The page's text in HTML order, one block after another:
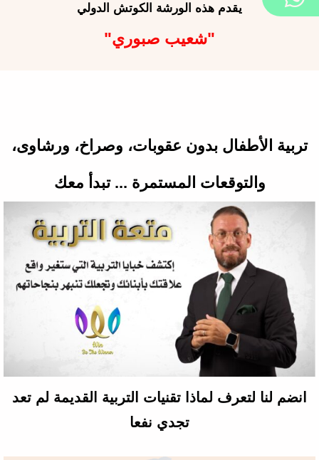
يقدم هذه الورشة الكوتش الدولي
"شعيب صبوري"
تربية الأطفال بدون عقوبات، وصراخ، ورشاوى،
والتوقعات المستمرة ... تبدأ معك
انضم لنا لتعرف لماذا تقنيات التربية القديمة لم تعد
تجدي نفعا